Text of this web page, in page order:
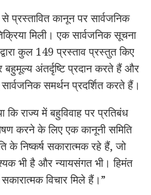
कानून पर सार्वजनिक
मिली। एक सार्वजनिक सूचना
कुल 149 प्रस्ताव प्रस्तुत किए
बहुमूल्य अंतर्दृष्टि प्रदान करते हैं और
समर्थन प्रदर्शित करते हैं।
कि राज्य में बहुविवाह पर प्रतिबंध
करने के लिए एक कानूनी समिति
के निष्कर्ष सकारात्मक रहे हैं, जो
भी है और न्यायसंगत भी। हिमंत
विचार मिले हैं।”